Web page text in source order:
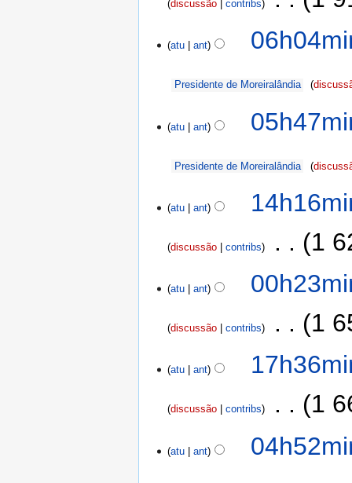
discussão contribs
atu ant
Presidente de Moreiralândia
atu ant
Presidente de Moreiralândia
atu ant
discussão contribs 1
atu ant
discussão contribs 1
atu ant
discussão contribs 1
atu ant